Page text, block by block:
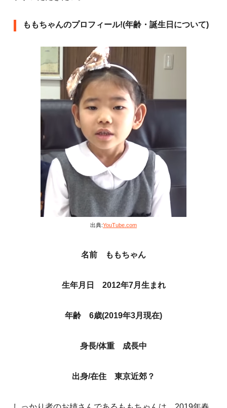
ももちゃんのプロフィール!(年齢・誕生日について)
出典:YouTube.com
名前 ももちゃん
生年月日 2012年7月生まれ
年齢 6歳(2019年3月現在)
身長/体重 成長中
出身/在住 東京近郊？